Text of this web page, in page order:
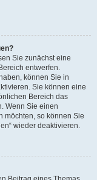
Sie zunächst eine
entwerfen.
können Sie in
Sie können eine
Bereich das
Wenn Sie einen
möchten, so können Sie
wieder deaktivieren.